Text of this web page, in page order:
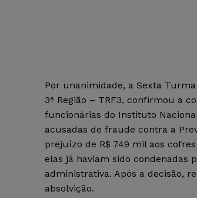
Por unanimidade, a Sexta
3ª Região – TRF3, confirmou a
funcionárias do Instituto
acusadas de fraude contra a
prejuízo de R$ 749 mil aos
elas já haviam sido condenadas
administrativa. Após a decisão,
absolvição.